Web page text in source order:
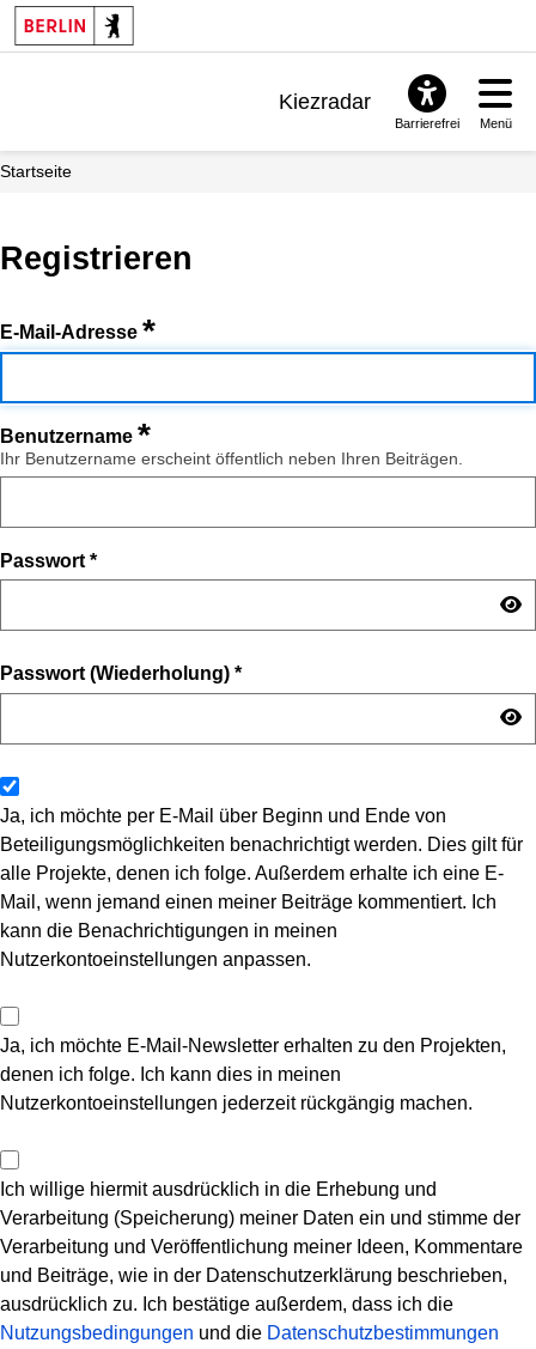
Kiezradar
Barrierefrei Menü
Startseite
Registrieren
E-Mail-Adresse *
Benutzername *
Ihr Benutzername erscheint öffentlich neben Ihren Beiträgen.
Passwort *
Passwort (Wiederholung) *
Ja, ich möchte per E-Mail über Beginn und Ende von
Beteiligungsmöglichkeiten benachrichtigt werden. Dies gilt für
alle Projekte, denen ich folge. Außerdem erhalte ich eine E-
Mail, wenn jemand einen meiner Beiträge kommentiert. Ich
kann die Benachrichtigungen in meinen
Nutzerkontoeinstellungen anpassen.
Ja, ich möchte E-Mail-Newsletter erhalten zu den Projekten,
denen ich folge. Ich kann dies in meinen
Nutzerkontoeinstellungen jederzeit rückgängig machen.
Ich willige hiermit ausdrücklich in die Erhebung und
Verarbeitung (Speicherung) meiner Daten ein und stimme der
Verarbeitung und Veröffentlichung meiner Ideen, Kommentare
und Beiträge, wie in der Datenschutzerklärung beschrieben,
ausdrücklich zu. Ich bestätige außerdem, dass ich die
Nutzungsbedingungen und die Datenschutzbestimmungen